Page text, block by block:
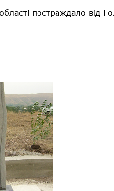
постраждало від